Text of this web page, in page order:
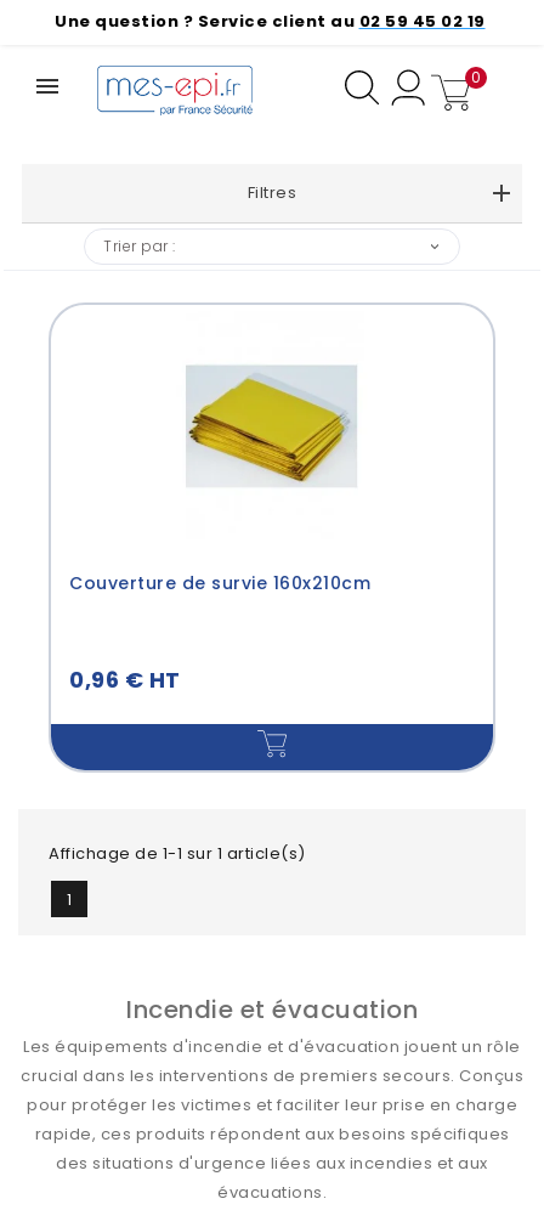
Une question ? Service client au 02 59 45 02 19
0
❮ ❯
Filtres
Trier par :
Couverture de survie 160x210cm
0,96 € HT
Affichage de 1-1 sur 1 article(s)
1
Incendie et évacuation
Les équipements d'incendie et d'évacuation jouent un rôle
crucial dans les interventions de premiers secours. Conçus
pour protéger les victimes et faciliter leur prise en charge
rapide, ces produits répondent aux besoins spécifiques
des situations d'urgence liées aux incendies et aux
évacuations.